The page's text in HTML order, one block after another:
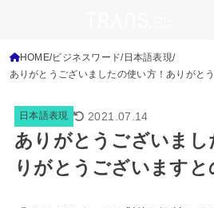
HOME ビジネスワード 日本語表現
ありがとうございましたの使い方！ありがと
日本語表現 2021.07.14
ありがとうございまし
りがとうございますと